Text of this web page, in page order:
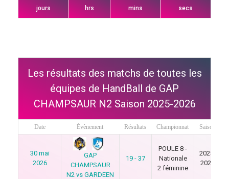
jours hrs mins secs
Les résultats des matchs de toutes les
équipes de HandBall de GAP
CHAMPSAUR N2 Saison 2025-2026
Date Évènement Résultats Championnat Saison
30 mai
2026
GAP
CHAMPSAUR
N2 vs GARDEEN
19 - 37
POULE 8 -
Nationale
2 féminine
2025-
2026